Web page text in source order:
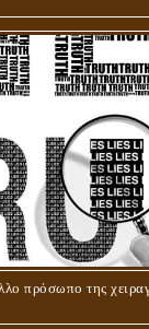
πρόσωπο της
ΜΥΘΟΣ Ή